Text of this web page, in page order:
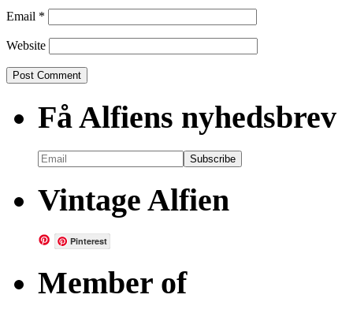
Email *
Website
Få Alfiens nyhedsbrev
Vintage Alfien
Pinterest
Member of